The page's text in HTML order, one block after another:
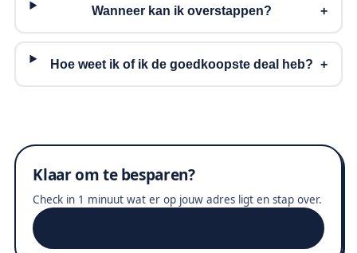
Wanneer kan ik overstappen?
Hoe weet ik of ik de goedkoopste deal heb?
Klaar om te besparen?
Check in 1 minuut wat er op jouw adres ligt en stap over.